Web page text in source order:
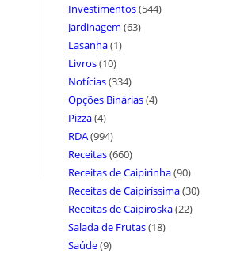
Investimentos(544)
Jardinagem (63)
Lasanha(1)
Livros(10)
Notícias(334)
Opções Binárias(4)
Pizza(4)
RDA(994)
Receitas(660)
Receitas de Caipirinha(90)
Receitas de Caipiríssima(30)
Receitas de Caipiroska(22)
Salada de Frutas(18)
Saúde(9)